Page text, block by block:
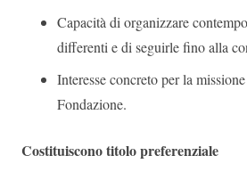
Capacità di organizzare
differenti e di seguirle fino alla
Interesse concreto per la
Fondazione.
Costituiscono titolo preferenziale